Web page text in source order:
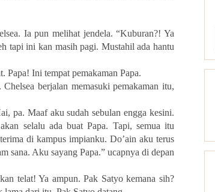
Ia pun melihat jendela. “Kuburan?! Ya
tapi ini kan masih pagi. Mustahil ada hantu
Ini tempat pemakaman Papa.
berjalan memasuki pemakaman itu,
pa. Maaf aku sudah sebulan engga kesini.
selalu ada buat Papa. Tapi, semua itu
di kampus impianku. Do’ain aku terus
sana. Aku sayang Papa.” ucapnya di depan
telat! Ya ampun. Pak Satyo kemana sih?